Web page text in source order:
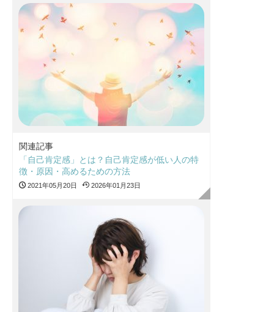
関連記事
「自己肯定感」とは？自己肯定感が低い人の特
徴・原因・高めるための方法
2021年05月20日 2026年01月23日